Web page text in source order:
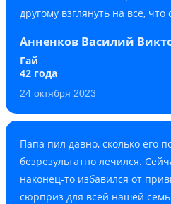
другому взглянуть на все,
Анненков Василий
Гай
42 года
24 октября 2023
Папа пил давно, сколько его
безрезультатно лечился.
наконец-то избавился от
сюрприз для всей нашей